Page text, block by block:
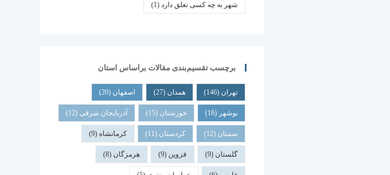
شهر به چه کسی تعلق دارد(1)
برچسب تقسیم‌بندی مقالات براساس استان
تهران (146) همدان (27) اصفهان (20)
بوشهر (16) خوزستان (15) آذربایجان شرقی (12)
سمنان (12) کردستان (11) کرمانشاه(9)
گلستان (9) قزوین (9) هرمزگان (8)